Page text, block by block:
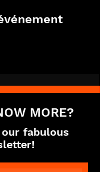
MORE?
fabulous